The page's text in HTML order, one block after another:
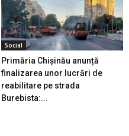
Social
Primăria Chișinău anunță
finalizarea unor lucrări de
reabilitare pe strada
Burebista:...